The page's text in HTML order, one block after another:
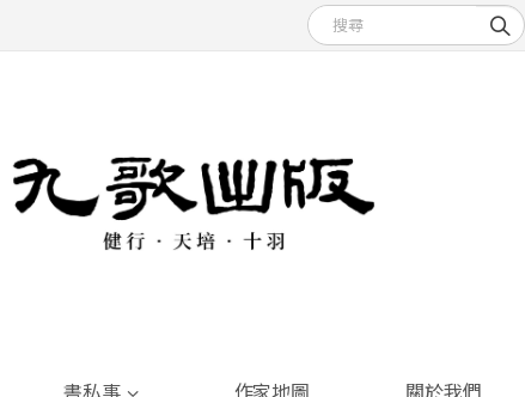
書私事 作家地圖 關於我們